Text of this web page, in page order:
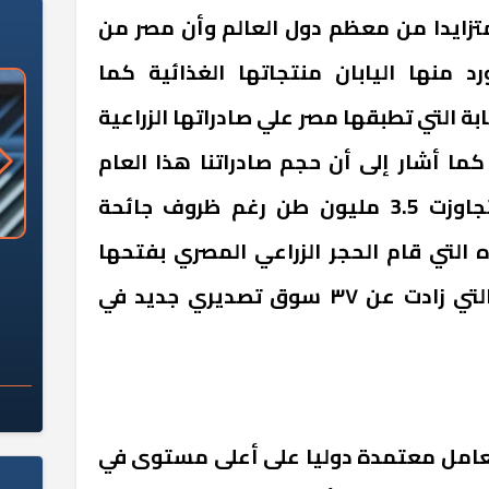
من معظم دول العالم وأن مصر من
اليابان منتجاتها الغذائية كما
التي تطبقها مصر علي صادراتها الزراعية
أشار إلى أن حجم صادراتنا هذا العام
خلال الخمسة أشهر الأولي تجاوزت 3.5 مليون طن رغم ظروف جائحة
التي قام الحجر الزراعي المصري بفتحها
خلال الثلاث سنوات الاخيره والتي زادت عن ٣٧ سوق تصديري جديد في
معتمدة دوليا على أعلى مستوى في
«وزارة الآثار»: العُثور على 10 توابيت
مقبرة "باكي"
سلامة الغذاء: 285 ألف طن صادرات
غذائية في أسبوع